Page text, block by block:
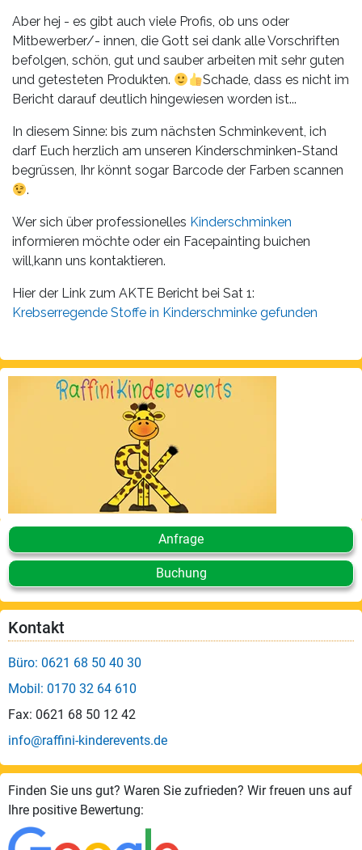
Aber hej - es gibt auch viele Profis, ob uns oder
Mitbewerber/- innen, die Gott sei dank alle Vorschriften
befolgen, schön, gut und sauber arbeiten mit sehr guten
und getesteten Produkten.
Schade, dass es nicht im
Bericht darauf deutlich hingewiesen worden ist...
In diesem Sinne: bis zum nächsten Schminkevent, ich
darf Euch herzlich am unseren Kinderschminken-Stand
begrüssen, Ihr könnt sogar Barcode der Farben scannen
.
Wer sich über professionelles Kinderschminken
informieren möchte oder ein Facepainting buichen
will,kann uns kontaktieren.
Hier der Link zum AKTE Bericht bei Sat 1:
Krebserregende Stoffe in Kinderschminke gefunden
Anfrage
Buchung
Kontakt
Büro: 0621 68 50 40 30
Mobil: 0170 32 64 610
Fax: 0621 68 50 12 42
info@raffini-kinderevents.de
Finden Sie uns gut? Waren Sie zufrieden? Wir freuen uns auf
Ihre positive Bewertung: